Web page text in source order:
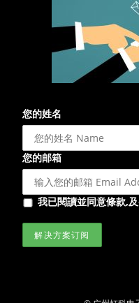
您的姓名
您的邮箱
我已閱讀並同意條款,